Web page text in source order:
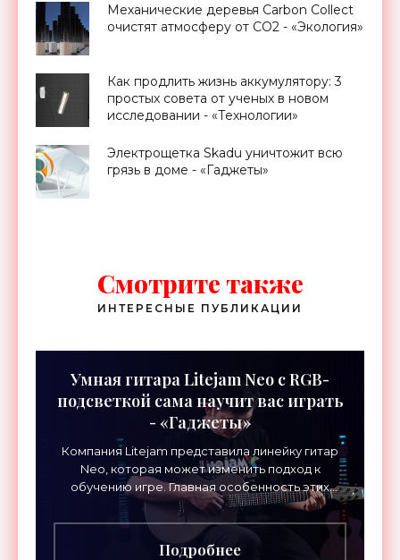
Механические деревья Carbon Collect
очистят атмосферу от CO2 - «Экология»
Как продлить жизнь аккумулятору: 3
простых совета от ученых в новом
исследовании - «Технологии»
Электрощетка Skadu уничтожит всю
грязь в доме - «Гаджеты»
Смотрите также
ИНТЕРЕСНЫЕ ПУБЛИКАЦИИ
Умная гитара Litejam Neo с RGB-
подсветкой сама научит вас играть
- «Гаджеты»
Компания Litejam представила линейку гитар
Neo, которая может изменить подход к
обучению игре. Главная особенность этих
инструментов – встроенная RGB-подсветка
грифа. Светодиоды
Подробнее